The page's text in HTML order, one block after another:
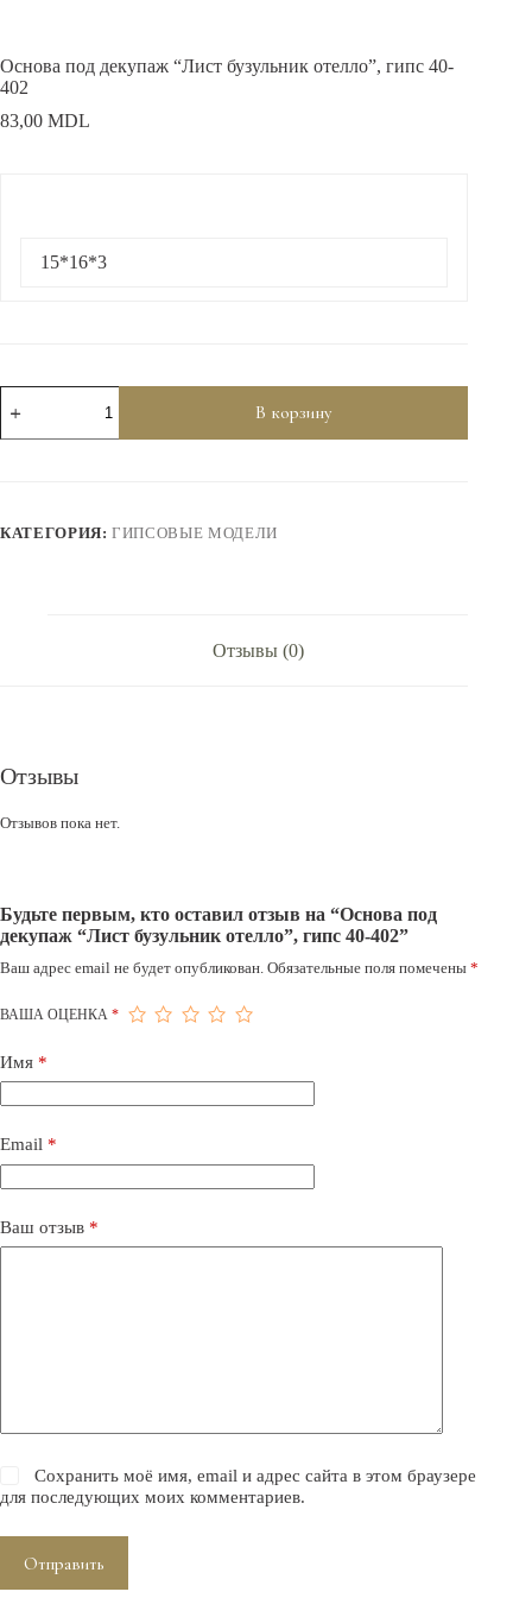
Основа под декупаж “Лист бузульник отелло”, гипс 40-
402
83,00 MDL
15*16*3
товара
Основа
отелло",
В корзину
КАТЕГОРИЯ:ГИПСОВЫЕ МОДЕЛИ
Отзывы (0)
Отзывы
Отзывов пока нет.
Будьте первым, кто оставил отзыв на “Основа под
декупаж “Лист бузульник отелло”, гипс 40-402”
Ваш адрес email не будет опубликован. Обязательные поля помечены *
ВАША ОЦЕНКА *
Имя *
Email *
Ваш отзыв *
Сохранить моё имя, email и адрес сайта в этом браузере
для последующих моих комментариев.
Отправить